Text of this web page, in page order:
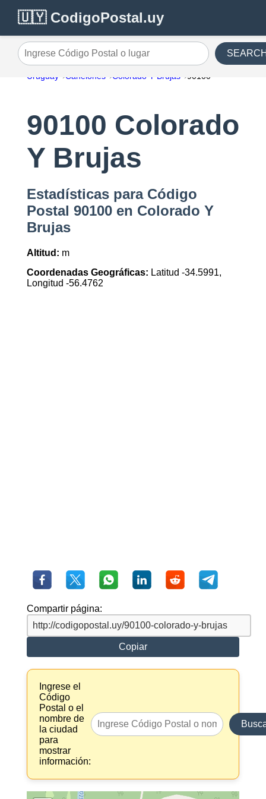
🇺🇾 CodigoPostal.uy
Ingrese Código Postal o lugar
Uruguay Canelones Colorado Y Brujas 90100
90100 Colorado
Y Brujas
Estadísticas para Código
Postal 90100 en Colorado Y
Brujas
Altitud: m
Coordenadas Geográficas: Latitud -34.5991,
Longitud -56.4762
Compartir página:
Copiar
Ingrese el
Código
Postal o el
nombre de
la ciudad
para
mostrar
información: